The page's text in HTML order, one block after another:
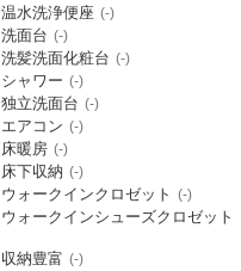
温水洗浄便座 (-)
洗面台 (-)
洗髪洗面化粧台 (-)
シャワー (-)
独立洗面台 (-)
エアコン (-)
床暖房 (-)
床下収納 (-)
ウォークインクロゼット (-)
ウォークインシューズクロゼット
収納豊富 (-)